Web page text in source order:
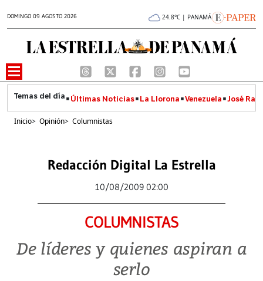
DOMINGO 09 AGOSTO 2026 24.8°C | PANAMÁ
Últimas Noticias La Llorona Venezuela José
Inicio> Opinión> Columnistas
Redacción Digital La Estrella
10/08/2009 02:00
COLUMNISTAS
De líderes y quienes aspiran a
serlo